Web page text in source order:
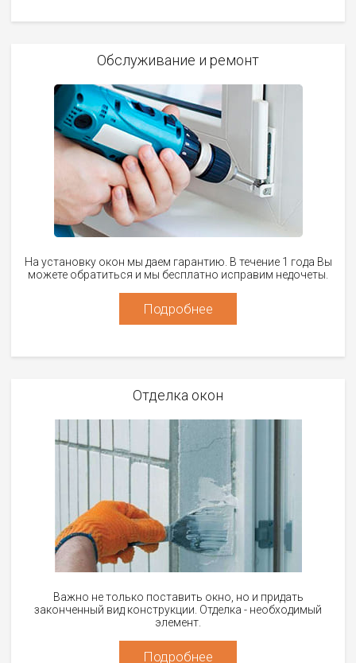
Обслуживание и ремонт
На установку окон мы даем гарантию. В течение 1 года Вы
можете обратиться и мы бесплатно исправим недочеты.
Подробнее
Отделка окон
Важно не только поставить окно, но и придать
законченный вид конструкции. Отделка - необходимый
элемент.
Подробнее